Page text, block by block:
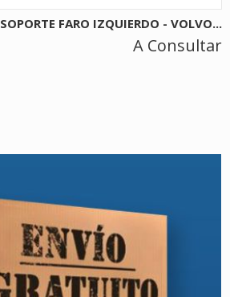
SOPORTE FARO IZQUIERDO - VOLVO...
A Consultar